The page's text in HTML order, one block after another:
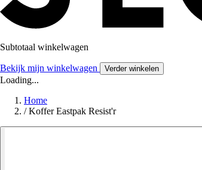
Subtotaal winkelwagen
Bekijk mijn winkelwagen Verder winkelen
Loading...
Home
/ Koffer Eastpak Resist'r